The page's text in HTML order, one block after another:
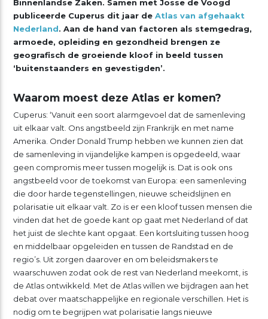
Binnenlandse Zaken. Samen met Josse de Voogd
publiceerde Cuperus dit jaar de Atlas van afgehaakt
Nederland. Aan de hand van factoren als stemgedrag,
armoede, opleiding en gezondheid brengen ze
geografisch de groeiende kloof in beeld tussen
‘buitenstaanders en gevestigden’.
Waarom moest deze Atlas er komen?
Cuperus: ‘Vanuit een soort alarmgevoel dat de samenleving
uit elkaar valt. Ons angstbeeld zijn Frankrijk en met name
Amerika. Onder Donald Trump hebben we kunnen zien dat
de samenleving in vijandelijke kampen is opgedeeld, waar
geen compromis meer tussen mogelijk is. Dat is ook ons
angstbeeld voor de toekomst van Europa: een samenleving
die door harde tegenstellingen, nieuwe scheidslijnen en
polarisatie uit elkaar valt. Zo is er een kloof tussen mensen die
vinden dat het de goede kant op gaat met Nederland of dat
het juist de slechte kant opgaat. Een kortsluiting tussen hoog
en middelbaar opgeleiden en tussen de Randstad en de
regio’s. Uit zorgen daarover en om beleidsmakers te
waarschuwen zodat ook de rest van Nederland meekomt, is
de Atlas ontwikkeld. Met de Atlas willen we bijdragen aan het
debat over maatschappelijke en regionale verschillen. Het is
nodig om te begrijpen wat polarisatie langs nieuwe